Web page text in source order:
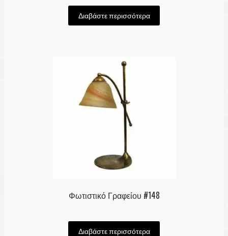
Διαβάστε περισσότερα
Φωτιστικό Γραφείου #148
Διαβάστε περισσότερα